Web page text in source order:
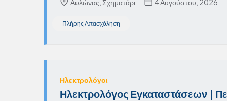
Αυλώνας, Σχηματάρι 4 Αυγούστου, 2026
Πλήρης Απασχόληση
Ηλεκτρολόγοι
Ηλεκτρολόγος Εγκαταστάσεων |